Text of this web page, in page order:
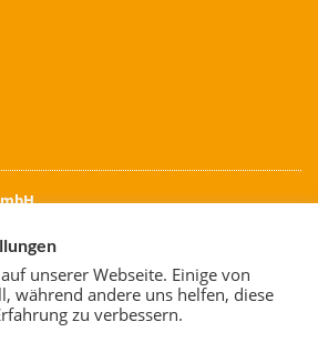
unserer Webseite. Einige von
während andere uns helfen, diese
zu verbessern.